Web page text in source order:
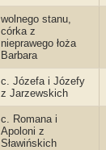
wolnego stanu,
córka z
nieprawego łoża
Barbara
c. Józefa i Józefy
z Jarzewskich
c. Romana i
Apoloni z
Sławińskich